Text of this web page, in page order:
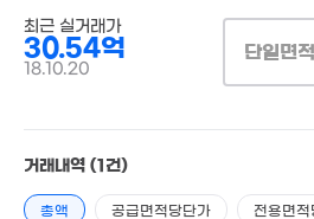
최근 실거래가
30.54억
18.10.20
단일면적
거래내역 (1건)
총액 공급면적당단가 전용면적